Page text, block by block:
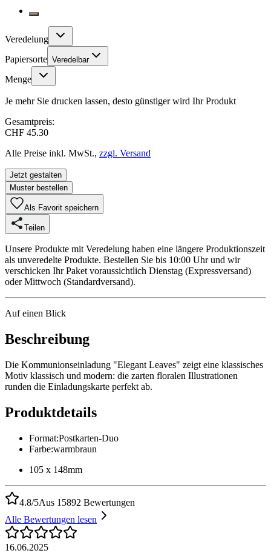
Veredelung
Papiersorte Veredelbar
Menge
Je mehr Sie drucken lassen, desto günstiger wird Ihr Produkt
Gesamtpreis:
CHF 45.30
Alle Preise inkl. MwSt., zzgl. Versand
Jetzt gestalten
Muster bestellen
Als Favorit speichern
Teilen
Unsere Produkte mit Veredelung haben eine längere Produktionszeit
als unveredelte Produkte. Bestellen Sie bis 10:00 Uhr und wir
verschicken Ihr Paket voraussichtlich Dienstag (Expressversand)
oder Mittwoch (Standardversand).
Auf einen Blick
Beschreibung
Die Kommunionseinladung "Elegant Leaves" zeigt eine klassisches
Motiv klassisch und modern: die zarten floralen Illustrationen
runden die Einladungskarte perfekt ab.
Produktdetails
Format:Postkarten-Duo
Farbe:warmbraun
105 x 148mm
4.8/5Aus 15892 Bewertungen
Alle Bewertungen lesen
16.06.2025